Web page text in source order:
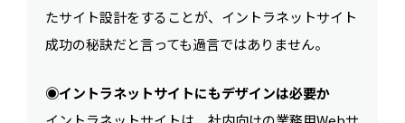
たサイト設計をすることが、イントラネットサイト
成功の秘訣だと言っても過言ではありません。
◉イントラネットサイトにもデザインは必要か